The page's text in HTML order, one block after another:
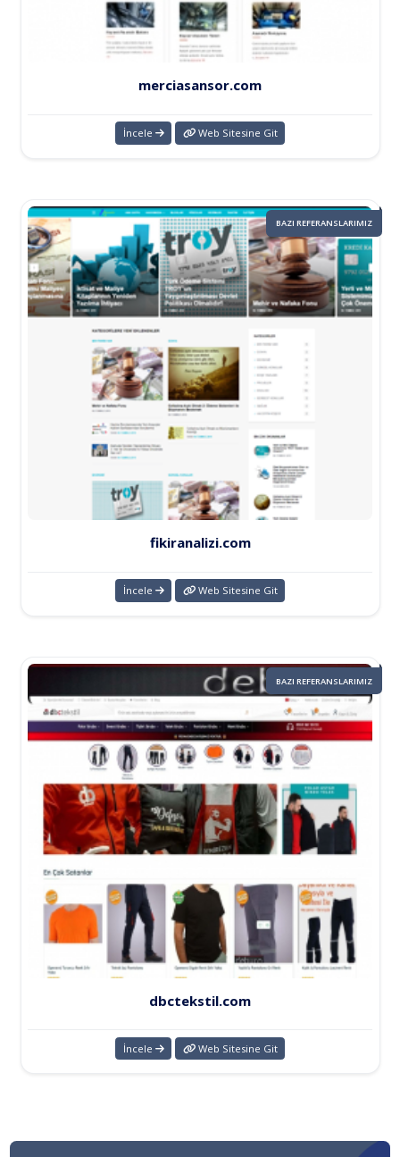
merciasansor.com
İncele Web Sitesine Git
fikiranalizi.com
BAZI REFERANSLARIMIZ
İncele Web Sitesine Git
dbctekstil.com
BAZI REFERANSLARIMIZ
İncele Web Sitesine Git